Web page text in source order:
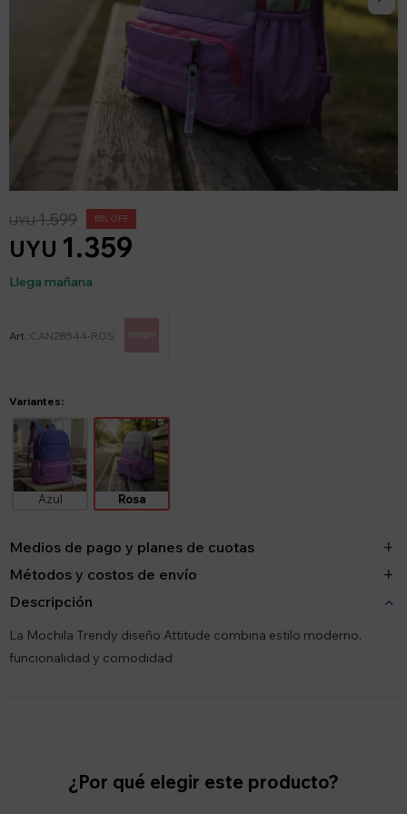
UYU 1.359
UYU1.599 15
Llega mañana
CAN28544-ROS
Variantes:
Azul Rosa
Medios de pago y planes de cuotas
Métodos y costos de envío
Descripción
La Mochila Trendy diseño Attitude combina estilo moderno,
funcionalidad y comodidad
¿Por qué elegir este producto?